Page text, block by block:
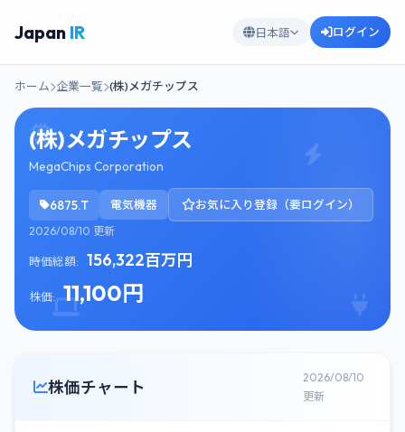
Japan IR 日本語 ログイン
ホーム 企業一覧 (株)メガチップス
(株)メガチップス
MegaChips Corporation
6875.T 電気機器 お気に入り登録（要ログイン）
2026/08/10 更新
時価総額: 156,322百万円
株価: 11,100円
株価チャート
2026/08/10
更新